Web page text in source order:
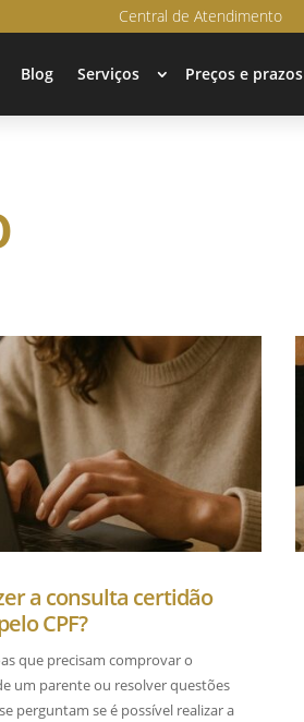
Central de Atendimento
Blog Serviços Preços e prazos
a consulta certidão
CPF?
que precisam comprovar o
um parente ou resolver questões
perguntam se é possível realizar a